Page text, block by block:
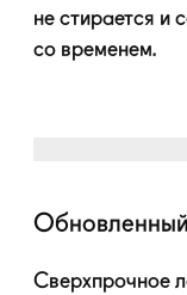
не стирается и
со временем.
Сверхпрочное